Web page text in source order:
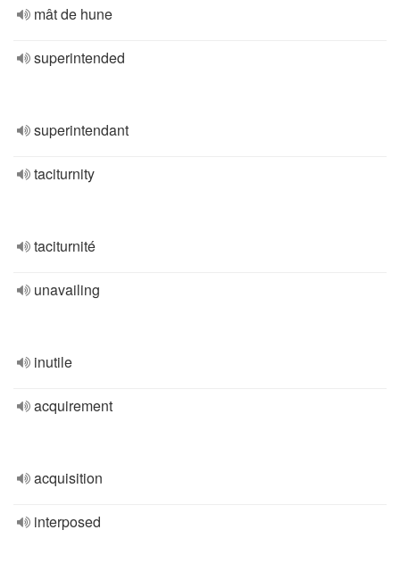
mât de hune
superintended
superintendant
taciturnity
taciturnité
unavailing
inutile
acquirement
acquisition
interposed